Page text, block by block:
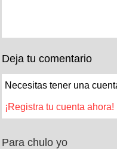
Deja tu comentario
Necesitas tener una
¡Registra tu cuenta ahora!
Para chulo yo